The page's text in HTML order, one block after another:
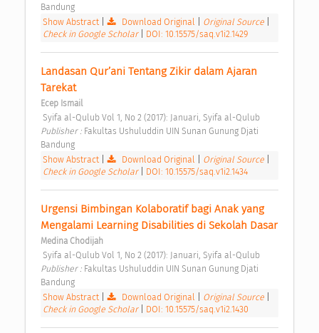
Bandung
Show Abstract| Download Original Original Source
Check in Google Scholar
DOI: 10.15575/saq.v1i2.1429
Landasan Qur’ani Tentang Zikir dalam Ajaran
Tarekat
Ecep Ismail
Syifa al-Qulub Vol 1, No 2 (2017): Januari, Syifa al-Qulub
Publisher : Fakultas Ushuluddin UIN Sunan Gunung Djati
Bandung
Show Abstract| Download Original Original Source
Check in Google Scholar
DOI: 10.15575/saq.v1i2.1434
Urgensi Bimbingan Kolaboratif bagi Anak yang
Mengalami Learning Disabilities di Sekolah Dasar
Medina Chodijah
Syifa al-Qulub Vol 1, No 2 (2017): Januari, Syifa al-Qulub
Publisher : Fakultas Ushuluddin UIN Sunan Gunung Djati
Bandung
Show Abstract| Download Original Original Source
Check in Google Scholar
DOI: 10.15575/saq.v1i2.1430